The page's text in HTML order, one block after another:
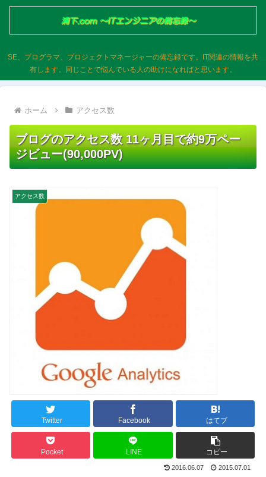
SE、プログラマ、プロジェクトマネージャーの備忘録です。IT関連の情報を共
有します。同じことで悩んでいる人の助けになればと思います。
ホーム アクセス数
ブログのアクセス数 11ヶ月目で約9万ペー
ジビュー(90,000PV)
アクセス数
Twitter Facebook はてブ
Pocket LINE コピー
2016.06.07 2015.07.01